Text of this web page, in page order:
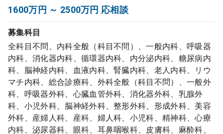
転職ノウハウ
受付時間 9:00 ～ 18:00 （平日）
0120-337-613
クリニック開業
1600万円 ～ 2500万円 応相談
募集科目
全科目不問、内科全般（科目不問）、一般内科、呼吸器
内科、消化器内科、循環器内科、内分泌内科、糖尿病内
科、脳神経内科、血液内科、腎臓内科、老人内科、リウ
マチ内科、総合診療科、外科全般（科目不問）、一般外
科、呼吸器外科、心臓血管外科、消化器外科、乳腺外
科、小児外科、脳神経外科、整形外科、形成外科、美容
外科、産婦人科、産科、婦人科、小児科、精神科、心療
内科、泌尿器科、眼科、耳鼻咽喉科、皮膚科、麻酔科、